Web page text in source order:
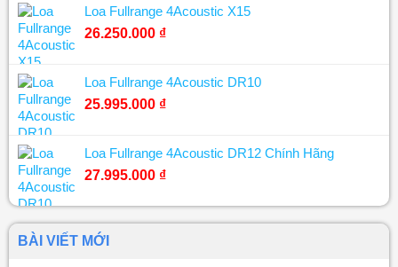
Loa Fullrange 4Acoustic X15
26.250.000 ₫
Loa Fullrange 4Acoustic DR10
25.995.000 ₫
Loa Fullrange 4Acoustic DR12 Chính Hãng
27.995.000 ₫
BÀI VIẾT MỚI